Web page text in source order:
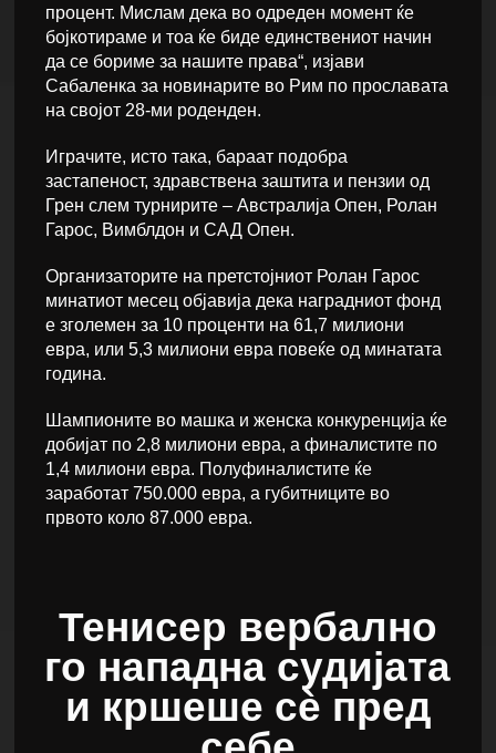
процент. Мислам дека во одреден момент ќе
бојкотираме и тоа ќе биде единствениот начин
да се бориме за нашите права“, изјави
Сабаленка за новинарите во Рим по прославата
на својот 28-ми роденден.
Играчите, исто така, бараат подобра
застапеност, здравствена заштита и пензии од
Грен слем турнирите – Австралија Опен, Ролан
Гарос, Вимблдон и САД Опен.
Организаторите на претстојниот Ролан Гарос
минатиот месец објавија дека наградниот фонд
е зголемен за 10 проценти на 61,7 милиони
евра, или 5,3 милиони евра повеќе од минатата
година.
Шампионите во машка и женска конкуренција ќе
добијат по 2,8 милиони евра, а финалистите по
1,4 милиони евра. Полуфиналистите ќе
заработат 750.000 евра, а губитниците во
првото коло 87.000 евра.
Тенисер вербално
го нападна судијата
и кршеше сè пред